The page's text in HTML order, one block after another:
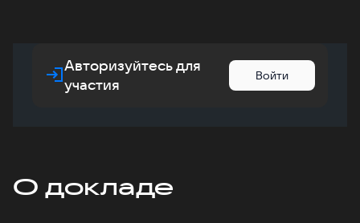
Авторизуйтесь для
участия
Войти
О докладе